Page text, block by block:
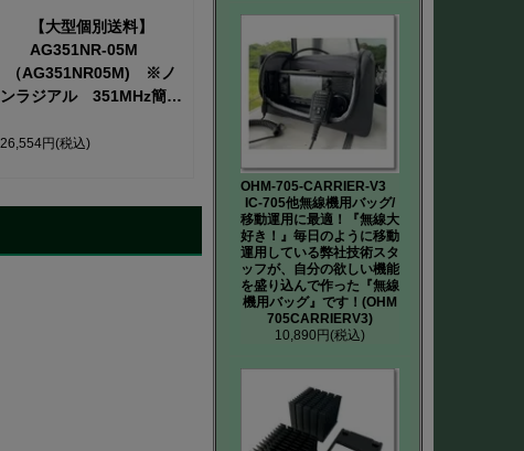
【大型個別送料】
AG351NR-05M
（AG351NR05M) ※ノ
ンラジアル 351MHz簡易
用】【1.53m】距離
26,554円(税込)
OHM-705-CARRIER-V3
IC-705他無線機用バッグ/
移動運用に最適！『無線大
好き！』毎日のように移動
運用している弊社技術スタ
ッフが、自分の欲しい機能
を盛り込んで作った『無線
機用バッグ』です！(OHM
705CARRIERV3)
10,890円(税込)